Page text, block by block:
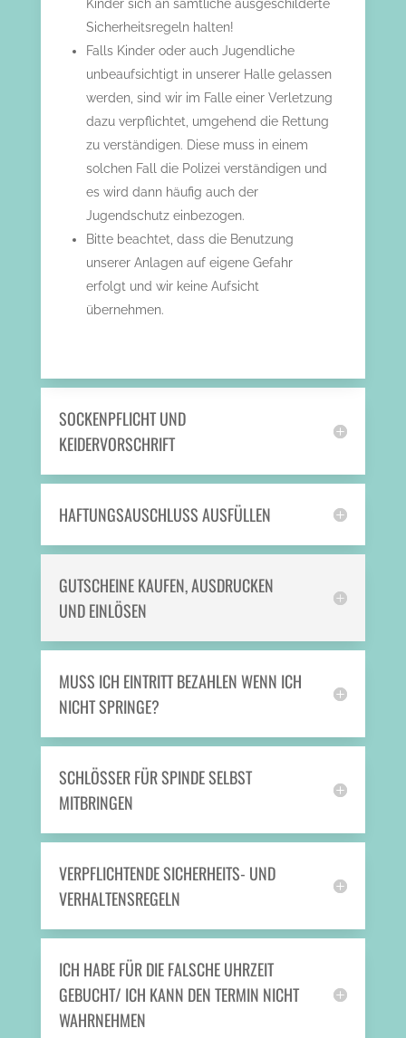
Kinder sich an sämtliche ausgeschilderte
Sicherheitsregeln halten!
Falls Kinder oder auch Jugendliche
unbeaufsichtigt in unserer Halle gelassen
werden, sind wir im Falle einer Verletzung
dazu verpflichtet, umgehend die Rettung
zu verständigen. Diese muss in einem
solchen Fall die Polizei verständigen und
es wird dann häufig auch der
Jugendschutz einbezogen.
Bitte beachtet, dass die Benutzung
unserer Anlagen auf eigene Gefahr
erfolgt und wir keine Aufsicht
übernehmen.
SOCKENPFLICHT UND
KEIDERVORSCHRIFT
HAFTUNGSAUSCHLUSS AUSFÜLLEN
GUTSCHEINE KAUFEN, AUSDRUCKEN
UND EINLÖSEN
MUSS ICH EINTRITT BEZAHLEN WENN ICH
NICHT SPRINGE?
SCHLÖSSER FÜR SPINDE SELBST
MITBRINGEN
VERPFLICHTENDE SICHERHEITS- UND
VERHALTENSREGELN
ICH HABE FÜR DIE FALSCHE UHRZEIT
GEBUCHT/ ICH KANN DEN TERMIN NICHT
WAHRNEHMEN